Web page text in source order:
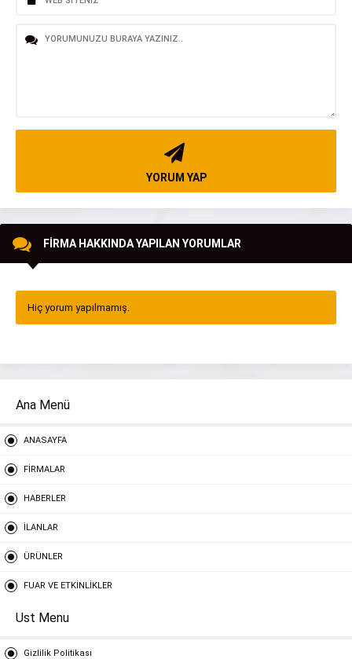
YORUM YAP
FİRMA HAKKINDA YAPILAN YORUMLAR
Hiç yorum yapılmamış.
Ana Menü
ANASAYFA
FİRMALAR
HABERLER
İLANLAR
ÜRÜNLER
FUAR VE ETKİNLİKLER
Ust Menu
Gizlilik Politikası